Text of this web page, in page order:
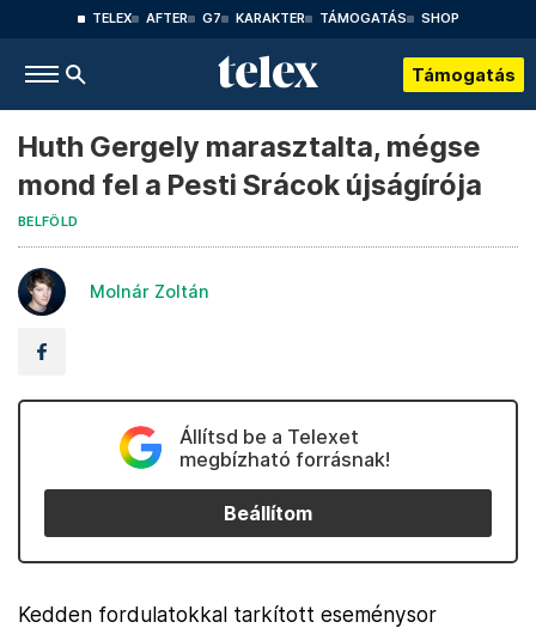
TELEX AFTER G7 KARAKTER TÁMOGATÁS SHOP
Támogatás
Huth Gergely marasztalta, mégse
mond fel a Pesti Srácok újságírója
BELFÖLD
Molnár Zoltán
Állítsd be a Telexet
megbízható forrásnak!
Beállítom
Kedden fordulatokkal tarkított eseménysor